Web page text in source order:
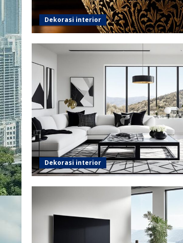
Dekorasi interior
Dekorasi interior